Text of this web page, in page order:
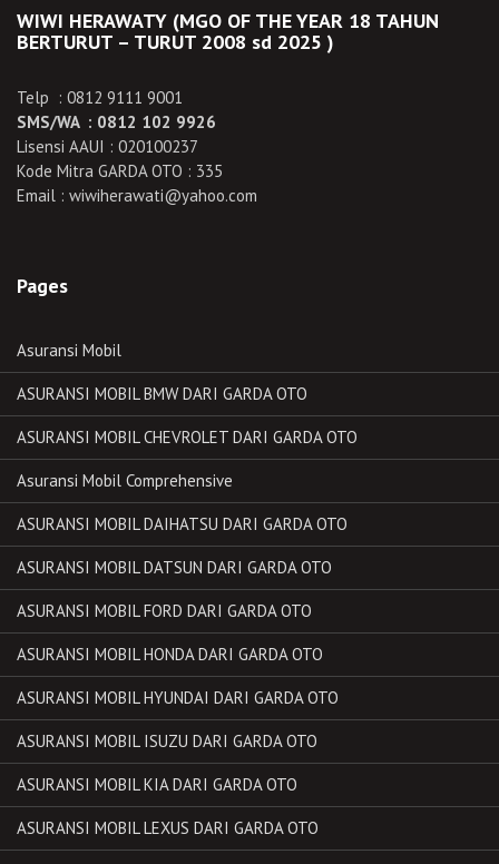
WIWI HERAWATY (MGO OF THE YEAR 18 TAHUN
BERTURUT – TURUT 2008 sd 2025 )
Telp : 0812 9111 9001
SMS/WA : 0812 102 9926
Lisensi AAUI : 020100237
Kode Mitra GARDA OTO : 335
Email : wiwiherawati@yahoo.com
Pages
Asuransi Mobil
ASURANSI MOBIL BMW DARI GARDA OTO
ASURANSI MOBIL CHEVROLET DARI GARDA OTO
Asuransi Mobil Comprehensive
ASURANSI MOBIL DAIHATSU DARI GARDA OTO
ASURANSI MOBIL DATSUN DARI GARDA OTO
ASURANSI MOBIL FORD DARI GARDA OTO
ASURANSI MOBIL HONDA DARI GARDA OTO
ASURANSI MOBIL HYUNDAI DARI GARDA OTO
ASURANSI MOBIL ISUZU DARI GARDA OTO
ASURANSI MOBIL KIA DARI GARDA OTO
ASURANSI MOBIL LEXUS DARI GARDA OTO